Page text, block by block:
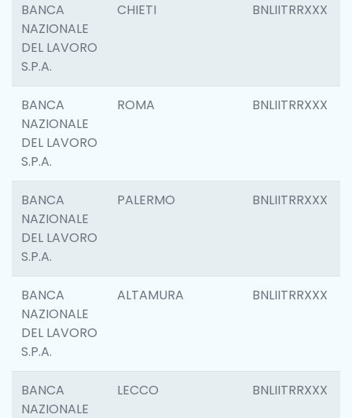
BANCA
NAZIONALE
DEL LAVORO
S.P.A.
CHIETI BNLIITRRXXX
BANCA
NAZIONALE
DEL LAVORO
S.P.A.
ROMA BNLIITRRXXX
BANCA
NAZIONALE
DEL LAVORO
S.P.A.
PALERMO BNLIITRRXXX
BANCA
NAZIONALE
DEL LAVORO
S.P.A.
ALTAMURA BNLIITRRXXX
BANCA
NAZIONALE
LECCO BNLIITRRXXX